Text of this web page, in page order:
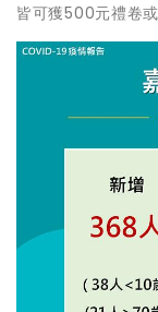
皆可獲500元禮卷